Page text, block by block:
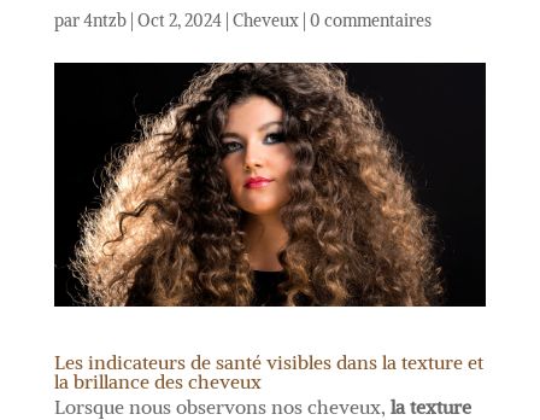
par4ntzb| Oct 2, 2024| Cheveux| 0 commentaires
Les indicateurs de santé visibles dans la texture et
la brillance des cheveux
Lorsque nous observons nos cheveux, la texture